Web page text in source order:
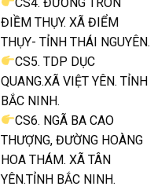
ĐIỀM THỤY. XÃ ĐIỂM
THỤY- TỈNH THÁI NGUYÊN.
CS5. TDP DỤC
QUANG.XÃ VIỆT YÊN. TỈNH
BẮC NINH.
CS6. NGÃ BA CAO
THƯỢNG, ĐƯỜNG HOÀNG
HOA THÁM. XÃ TÂN
YÊN.TỈNH BẮC NINH.